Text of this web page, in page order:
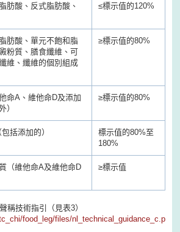
肪酸、反式脂肪酸、
≤標示值的120%
肪酸、單元不飽和脂
粉質、膳食纖維、可
維、纖維的個別組成
≥標示值的80%
命A、維他命D及添加
）
≥標示值的80%
括添加的）
標示值的80%至
180%
（維他命A及維他命D
≥標示值
稱技術指引（見表3）
food_leg/files/nl_technical_guidance_c.p